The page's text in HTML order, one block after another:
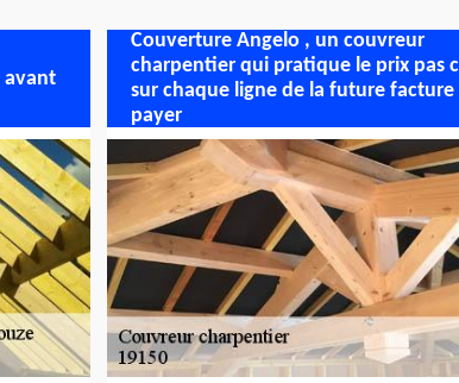
avant
Couverture Angelo , un couvreur
charpentier qui pratique le prix pas
sur chaque ligne de la future facture
payer